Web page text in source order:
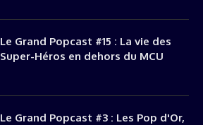
Le Grand Popcast #15 : La vie des
Super-Héros en dehors du MCU
Le Grand Popcast #3 : Les Pop d'Or,